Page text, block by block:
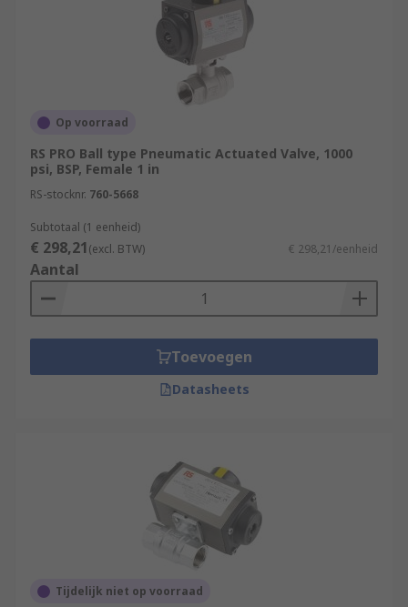
Op voorraad
RS PRO Ball type Pneumatic Actuated Valve, 1000
psi, BSP, Female 1 in
RS-stocknr. 760-5668
Subtotaal (1 eenheid)
€ 298,21(excl. BTW) € 298,21/eenheid
Aantal
Toevoegen
Datasheets
Tijdelijk niet op voorraad